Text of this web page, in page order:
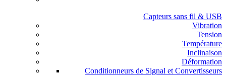
Capteurs sans fil & USB
Vibration
Tension
Température
Inclinaison
Déformation
Conditionneurs de Signal et Convertisseurs